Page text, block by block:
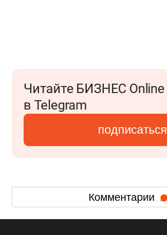
Читайте БИЗНЕС Online
в Telegram
подписаться
Комментарии